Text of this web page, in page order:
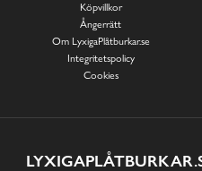
Köpvillkor
Ångerrätt
Om LyxigaPlåtburkar.se
Integritetspolicy
Cookies